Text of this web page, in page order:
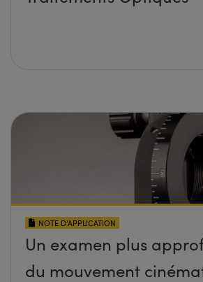
NOTE D’APPLICATION
Un examen plus
du mouvement